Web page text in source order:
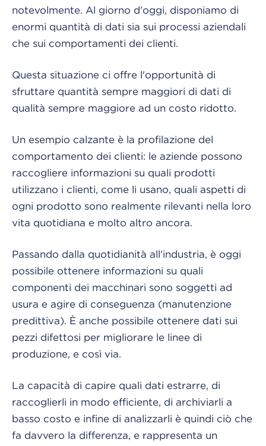
notevolmente. Al giorno d'oggi, disponiamo di
enormi quantità di dati sia sui processi aziendali
che sui comportamenti dei clienti.
Questa situazione ci offre l'opportunità di
sfruttare quantità sempre maggiori di dati di
qualità sempre maggiore ad un costo ridotto.
Un esempio calzante è la profilazione del
comportamento dei clienti: le aziende possono
raccogliere informazioni su quali prodotti
utilizzano i clienti, come li usano, quali aspetti di
ogni prodotto sono realmente rilevanti nella loro
vita quotidiana e molto altro ancora.
Passando dalla quotidianità all'industria, è oggi
possibile ottenere informazioni su quali
componenti dei macchinari sono soggetti ad
usura e agire di conseguenza (manutenzione
predittiva). È anche possibile ottenere dati sui
pezzi difettosi per migliorare le linee di
produzione, e così via.
La capacità di capire quali dati estrarre, di
raccoglierli in modo efficiente, di archiviarli a
basso costo e infine di analizzarli è quindi ciò che
fa davvero la differenza, e rappresenta un